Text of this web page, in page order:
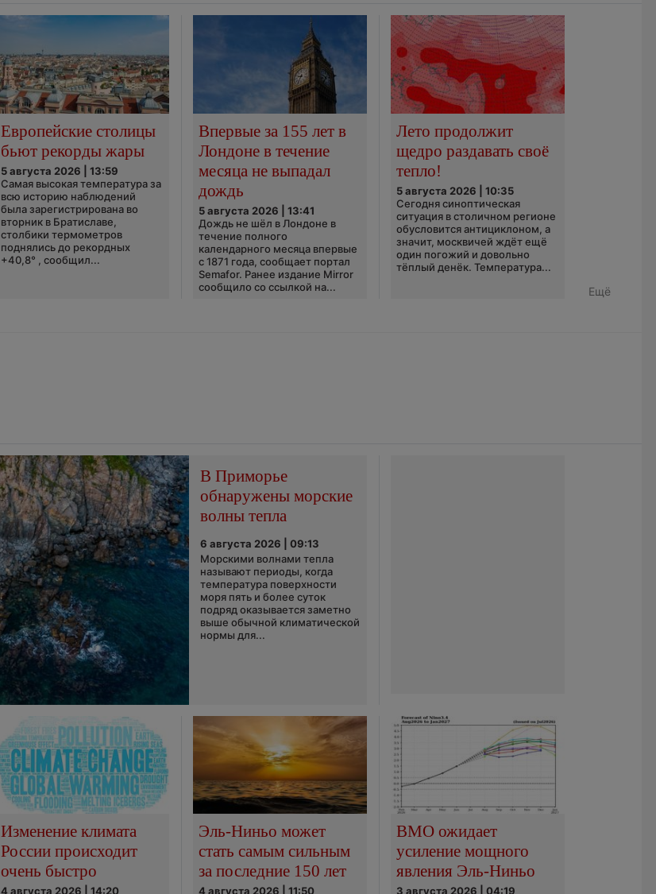
Европейские столицы
бьют рекорды жары
5 августа 2026 | 13:59
Самая высокая температура за
всю историю наблюдений
была зарегистрирована во
вторник в Братиславе,
столбики термометров
поднялись до рекордных
+40,8° , сообщил...
Впервые за 155 лет в
Лондоне в течение
месяца не выпадал
дождь
5 августа 2026 | 13:41
Дождь не шёл в Лондоне в
течение полного
календарного месяца впервые
с 1871 года, сообщает портал
Semafor. Ранее издание Mirror
сообщило со ссылкой на...
Лето продолжит
щедро раздавать своё
тепло!
5 августа 2026 | 10:35
Сегодня синоптическая
ситуация в столичном регионе
обусловится антициклоном, а
значит, москвичей ждёт ещё
один погожий и довольно
тёплый денёк. Температура...
Ещё
В Приморье
обнаружены морские
волны тепла
6 августа 2026 | 09:13
Морскими волнами тепла
называют периоды, когда
температура поверхности
моря пять и более суток
подряд оказывается заметно
выше обычной климатической
нормы для...
Изменение климата
России происходит
очень быстро
4 августа 2026 | 14:20
Эль-Ниньо может
стать самым сильным
за последние 150 лет
4 августа 2026 | 11:50
ВМО ожидает
усиление мощного
явления Эль-Ниньо
3 августа 2026 | 04:19